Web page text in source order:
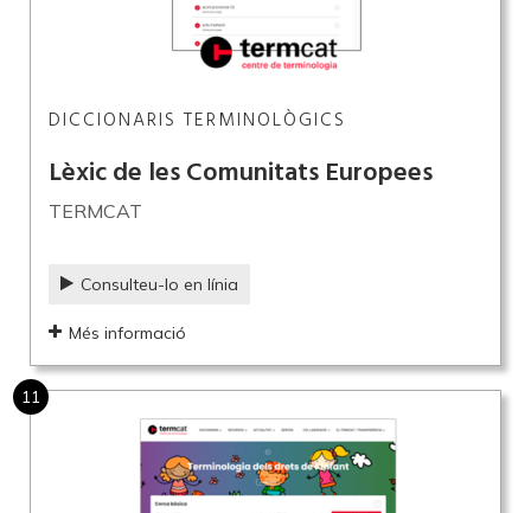
DICCIONARIS TERMINOLÒGICS
Lèxic de les Comunitats Europees
TERMCAT
Consulteu-lo en línia
Més informació
11